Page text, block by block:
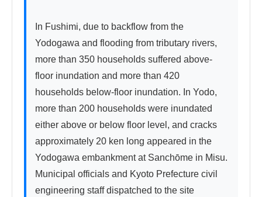
In Fushimi, due to backflow from the
Yodogawa and flooding from tributary rivers,
more than 350 households suffered above-
floor inundation and more than 420
households below-floor inundation. In Yodo,
more than 200 households were inundated
either above or below floor level, and cracks
approximately 20 ken long appeared in the
Yodogawa embankment at Sanchōme in Misu.
Municipal officials and Kyoto Prefecture civil
engineering staff dispatched to the site